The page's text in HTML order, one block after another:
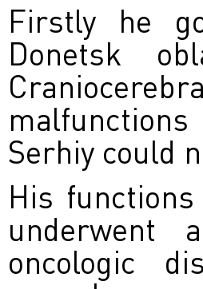
Firstly he
Donetsk
Serhiy could
His
underwent
oncologic